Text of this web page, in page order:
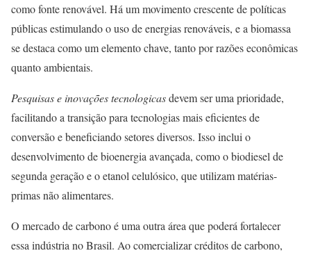
como fonte renovável. Há um movimento crescente de políticas
públicas estimulando o uso de energias renováveis, e a biomassa
se destaca como um elemento chave, tanto por razões econômicas
quanto ambientais.
Pesquisas e inovações tecnologicasdevem ser uma prioridade,
facilitando a transição para tecnologias mais eficientes de
conversão e beneficiando setores diversos. Isso inclui o
desenvolvimento de bioenergia avançada, como o biodiesel de
segunda geração e o etanol celulósico, que utilizam matérias-
primas não alimentares.
O mercado de carbono é uma outra área que poderá fortalecer
essa indústria no Brasil. Ao comercializar créditos de carbono,